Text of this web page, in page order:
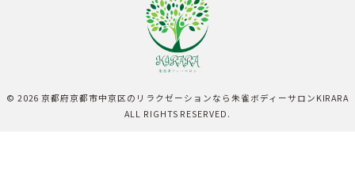
© 2026 京都府京都市中京区のリラクゼーションなら朱雀ボディーサロンKIRARA
ALL RIGHTS RESERVED.